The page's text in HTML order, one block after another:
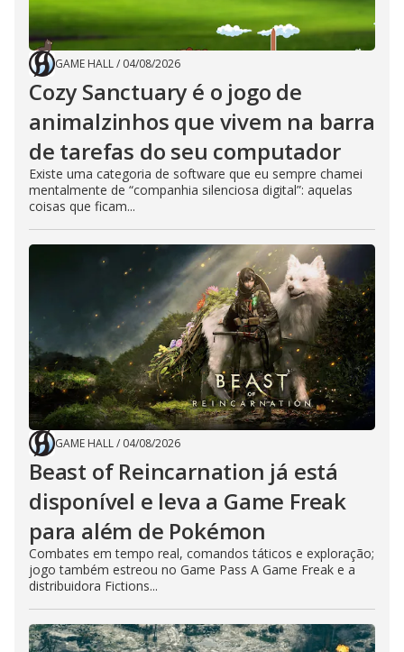
GAME HALL/ 04/08/2026
Cozy Sanctuary é o jogo de
animalzinhos que vivem na barra
de tarefas do seu computador
Existe uma categoria de software que eu sempre chamei
mentalmente de “companhia silenciosa digital”: aquelas
coisas que ficam...
GAME HALL/ 04/08/2026
Beast of Reincarnation já está
disponível e leva a Game Freak
para além de Pokémon
Combates em tempo real, comandos táticos e exploração;
jogo também estreou no Game Pass A Game Freak e a
distribuidora Fictions...